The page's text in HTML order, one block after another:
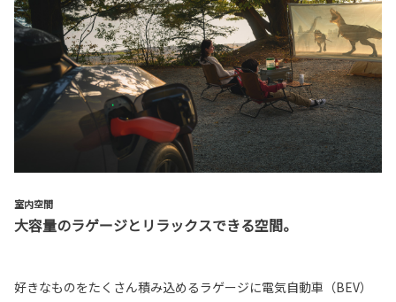
室内空間
大容量のラゲージとリラックスできる空間。
好きなものをたくさん積み込めるラゲージに電気自動車（BEV）